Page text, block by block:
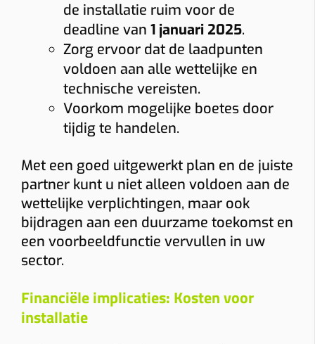
de installatie ruim voor de
deadline van 1 januari 2025.
Zorg ervoor dat de laadpunten
voldoen aan alle wettelijke en
technische vereisten.
Voorkom mogelijke boetes door
tijdig te handelen.
Met een goed uitgewerkt plan en de juiste
partner kunt u niet alleen voldoen aan de
wettelijke verplichtingen, maar ook
bijdragen aan een duurzame toekomst en
een voorbeeldfunctie vervullen in uw
sector.
Financiële implicaties: Kosten voor
installatie